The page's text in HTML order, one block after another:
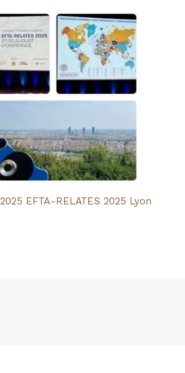
EFTA-RELATES 2025 Lyon